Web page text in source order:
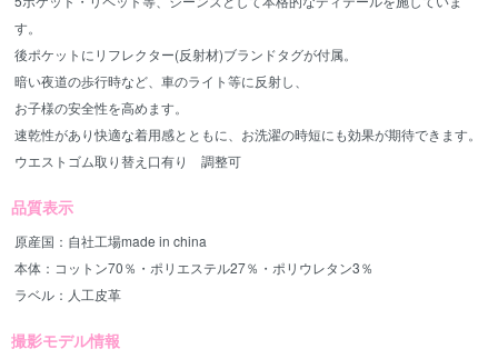
す。
後ポケットにリフレクター(反射材)ブランドタグが付属。
暗い夜道の歩行時など、車のライト等に反射し、
お子様の安全性を高めます。
速乾性があり快適な着用感とともに、お洗濯の時短にも効果が期待できます。
ウエストゴム取り替え口有り 調整可
品質表示
原産国：自社工場made in china
本体：コットン70％・ポリエステル27％・ポリウレタン3％
ラベル：人工皮革
撮影モデル情報